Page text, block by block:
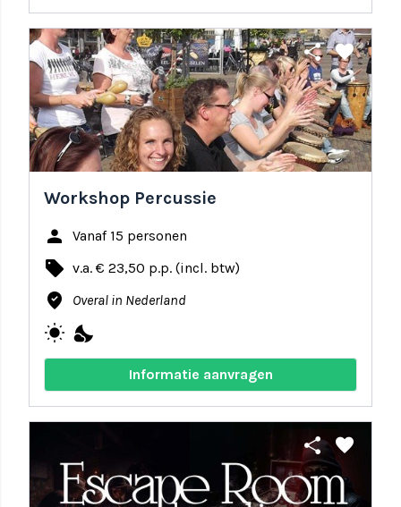
share favorite
Workshop Percussie
person Vanaf 15 personen
local_offer v.a. € 23,50 p.p. (incl. btw)
where_to_vote Overal in Nederland
wb_sunny nights_stay
Informatie aanvragen
share favorite